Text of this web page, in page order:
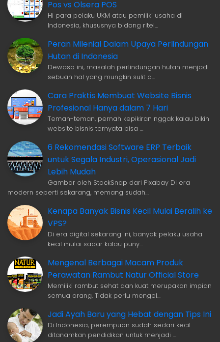
Pos vs Olsera POS
Hi para pelaku UKM atau pemiliki usaha di
Indonesia, khususnya bidang ritel…
Peran Milenial Dalam Upaya Perlindungan
Hutan di Indonesia
Dewasa ini, masalah perlindungan hutan menjadi
sebuah hal yang mungkin sulit d…
Cara Praktis Membuat Website Bisnis
Profesional Hanya dalam 7 Hari
Teman-teman, pernah kepikiran nggak kalau bikin
website bisnis ternyata bisa …
6 Rekomendasi Software ERP Terbaik
untuk Segala Industri, Operasional Jadi
Lebih Mudah
Gambar oleh StockSnap dari Pixabay Di era
modern seperti sekarang, memang sudah…
Kenapa Banyak Bisnis Kecil Mulai Beralih ke
VPS?
Di era digital sekarang ini, banyak pelaku usaha
kecil mulai sadar kalau puny…
Mengenal Berbagai Macam Produk
Perawatan Rambut Natur Official Store
Memiliki rambut sehat dan kuat merupakan impian
semua orang. Tidak perlu mengel…
Jadi Ayah Baru yang Hebat dengan Tips Ini
Di Indonesia, perempuan sudah sedari kecil
ditanamkan pendidikan untuk menjadi …